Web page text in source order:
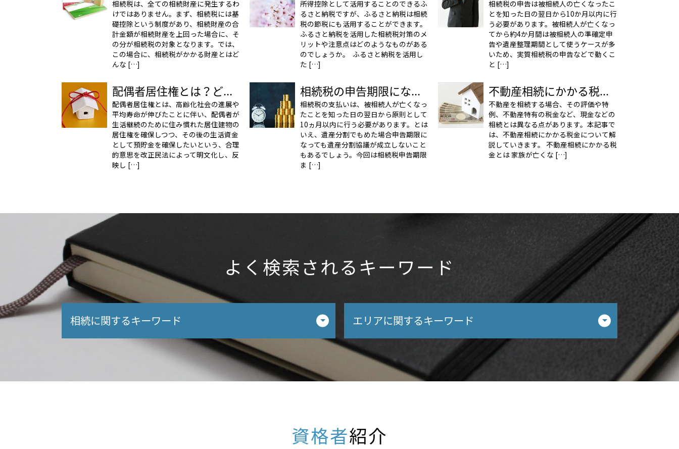
相続税は、全ての相続財産に発生するわ
けではありません。まず、相続税には基
礎控除という制度があり、相続財産の合
計金額が相続財産を上回った場合に、そ
の分が相続税の対象となります。では、
この場合に、相続税がかかる財産とはど
んな […]
所得控除として活用することのできるふ
るさと納税ですが、ふるさと納税は相続
税の節税にも活用することができます。
ふるさと納税を活用した相続税対策のメ
リットや注意点はどのようなものがある
のでしょうか。 ふるさと納税を活用し
た […]
相続税の申告は被相続人の亡くなったこ
とを知った日の翌日から10か月以内に行
う必要があります。被相続人が亡くなっ
てから約4か月間は被相続人の準確定申
告や遺産整理期間として使うケースが多
いため、実質相続税の申告などで動くこ
と […]
配偶者居住権とは？ど...
配偶者居住権とは、高齢化社会の進展や
平均寿命が伸びたことに伴い、配偶者が
生活継続のために住み慣れた居住建物の
居住権を確保しつつ、その後の生活資金
として預貯金を確保したいという、合理
的意思を改正民法によって明文化し、反
映し […]
相続税の申告期限にな...
相続税の支払いは、被相続人が亡くなっ
たことを知った日の翌日から原則として
10ヵ月以内に行う必要があります。とは
いえ、遺産分割でもめた場合申告期限に
なっても遺産分割協議が成立しないこと
もあるでしょう。今回は相続税申告期限
ま […]
不動産相続にかかる税...
不動産を相続する場合、その評価や特
例、不動産特有の税金など、現金などの
相続とは異なる点があります。本記事で
は、不動産相続にかかる税金について解
説していきます。 不動産相続にかかる税
金とは 家族が亡くな […]
よく検索されるキーワード
相続に関するキーワード
小規模宅地等の特例
エリアに関するキーワード
不動産相続 税理士 相談 名古屋
相続生前対策 税理士 相談 岐阜市
相続税対策 税理士 相談 春日井市
相続税申告 税理士 相談 犬山市
相続税申告 税理士 相談 春日井市
資格者紹介